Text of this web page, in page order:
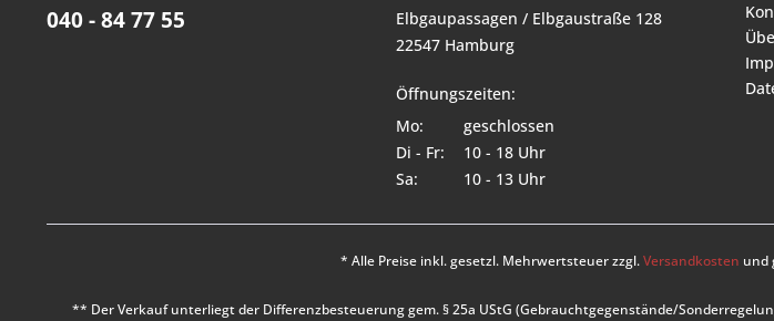
040 - 84 77 55
Elbgaupassagen / Elbgaustraße 128
22547 Hamburg
Öffnungszeiten:
Mo:
geschlossen
Di - Fr:
10 - 18 Uhr
Sa:
10 - 13 Uhr
* Alle Preise inkl. gesetzl. Mehrwertsteuer zzgl.Versandkosten und
** Der Verkauf unterliegt der Differenzbesteuerung gem. § 25a UStG (Gebrauchtgegenstände/